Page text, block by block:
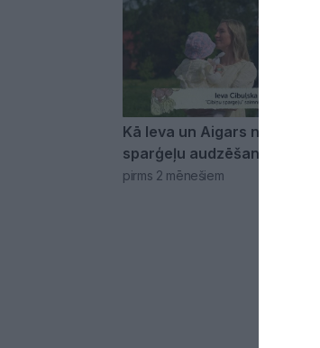
Kā Ieva un Aigars nonāca
sparģeļu audzēšanai?
pirms 2 mēnešiem